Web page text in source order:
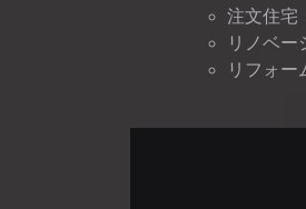
注文住宅
リノベー
リフォー